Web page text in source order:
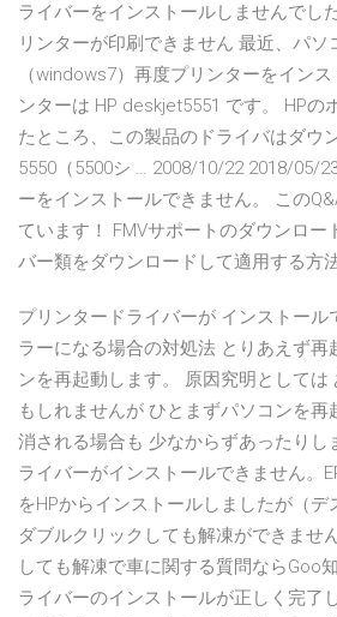
ライバーをインストールしませんでし
リンターが印刷できません 最近、パソ
（windows7）再度プリンターをイン
ンターは HP deskjet5551 です。 HPの
たところ、この製品のドライバはダウ
5550（5500シ … 2008/10/22 2018/05/
ーをインストールできません。 この
ています！ FMVサポートのダウンロー
バー類をダウンロードして適用する方
プリンタードライバーが インストール
ラーになる場合の対処法 とりあえず再
ンを再起動します。 原因究明として
もしれませんが ひとまずパソコンを
消される場合も 少なからずあったりし
ライバーがインストールできません。
をHPからインストールしましたが（デ
ダブルクリックしても解凍ができませ
しても解凍で車に関する質問ならGoo
ライバーのインストールが正しく完了